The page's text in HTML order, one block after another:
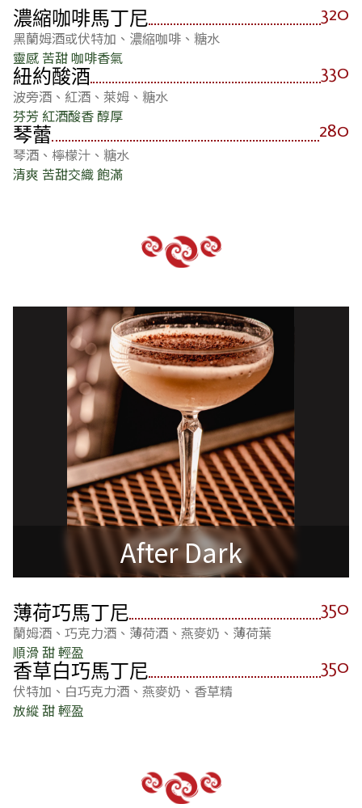
濃縮咖啡馬丁尼 320
黑蘭姆酒或伏特加、濃縮咖啡、糖水
靈感 苦甜 咖啡香氣
紐約酸酒 330
波旁酒、紅酒、萊姆、糖水
芬芳 紅酒酸香 醇厚
琴蕾 280
琴酒、檸檬汁、糖水
清爽 苦甜交織 飽滿
After Dark
薄荷巧馬丁尼 350
蘭姆酒、巧克力酒、薄荷酒、燕麥奶、薄荷葉
順滑 甜 輕盈
香草白巧馬丁尼 350
伏特加、白巧克力酒、燕麥奶、香草精
放縱 甜 輕盈